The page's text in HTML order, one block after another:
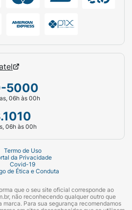
5000
06h às 00h
06h às 00h
Termo de Uso
da Privacidade
Covid-19
de Ética e Conduta
que o seu site oficial corresponde ao
não reconhecendo qualquer outro que
Para sua segurança recomendamos